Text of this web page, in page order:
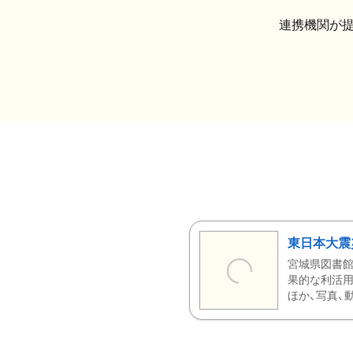
連携機関が
東日本大
宮城県図書
果的な利活
ほか、写真、